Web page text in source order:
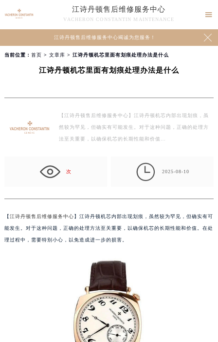
江诗丹顿售后维修服务中心
VACHERON CONSTANTIN MAINTENANCE

江诗丹顿售后维修服务中心竭诚为您服务！ 
当前位置： 首页 > 文章库 > 江诗丹顿机芯里面有划痕处理办法是什么
江诗丹顿机芯里面有划痕处理办法是什么
【江诗丹顿售后维修服务中心】江诗丹顿机芯内部出现划痕，虽
然较为罕见，但确实有可能发生。对于这种问题，正确的处理方
法至关重要，以确保机芯的长期性能和价值…
次  2025-08-10
【江诗丹顿售后维修服务中心】江诗丹顿机芯内部出现划痕，虽然较为罕见，但确实有可
能发生。对于这种问题，正确的处理方法至关重要，以确保机芯的长期性能和价值。在处
理过程中，需要特别小心，以免造成进一步的损害。